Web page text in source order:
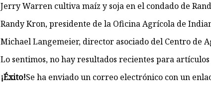
Jerry Warren cultiva maíz y soja en el condado de
Randy Kron, presidente de la Oficina Agrícola de
Michael Langemeier, director asociado del Centro de
Lo sentimos, no hay resultados recientes para
¡Éxito!Se ha enviado un correo electrónico con un